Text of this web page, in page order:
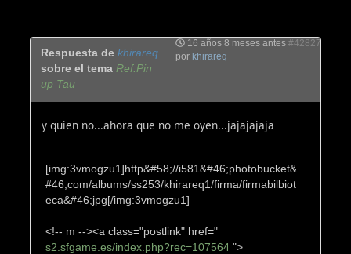
16 años 8 meses antes #42827
por khirareq
Respuesta dekhirareq
sobre el temaRef:Pin
up Tau
y quien no...ahora que no me oyen...jajajajaja
[img:3vmogzu1]http&#58;//i581&#46;photobucket&
#46;com/albums/ss253/khirareq1/firma/firmabilbiot
eca&#46;jpg[/img:3vmogzu1]
<!-- m --><a class="postlink" href="
s2.sfgame.es/index.php?rec=107564 ">